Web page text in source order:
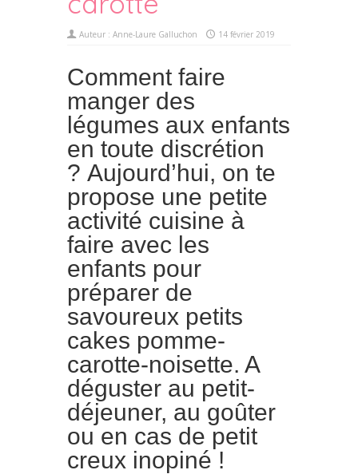
Auteur : Anne-Laure Galluchon 14 février 2019
Comment faire
manger des
légumes aux enfants
en toute discrétion
? Aujourd’hui, on te
propose une petite
activité cuisine à
faire avec les
enfants pour
préparer de
savoureux petits
cakes pomme-
carotte-noisette. A
déguster au petit-
déjeuner, au goûter
ou en cas de petit
creux inopiné !